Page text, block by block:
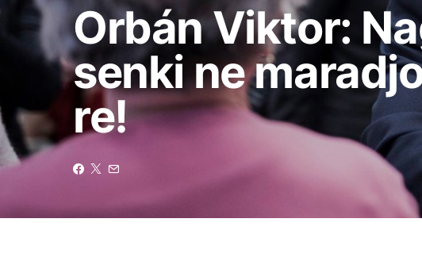
Orbán Viktor:
senki ne
re!